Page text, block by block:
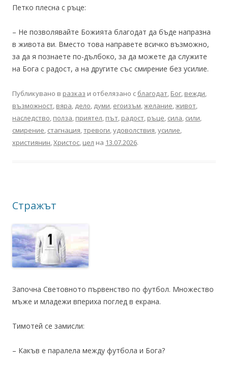
Петко плесна с ръце:
– Не позволявайте Божията благодат да бъде напразна
в живота ви. Вместо това направете всичко възможно,
за да я познаете по-дълбоко, за да можете да служите
на Бога с радост, а на другите със смирение без усилие.
Публикувано в разказ и отбелязано с благодат, Бог, вежди,
възможност, вяра, дело, думи, егоизъм,желание,живот,
наследство, полза, приятел, път, радост, ръце, сила, сили,
смирение, стагнация,тревоги,удоволствия,усилие,
християнин,Христос, цел на 13.07.2026.
Стражът
Започна Световното първенство по футбол. Множество
мъже и младежи впериха поглед в екрана.
Тимотей се замисли:
– Какъв е паралела между футбола и Бога?